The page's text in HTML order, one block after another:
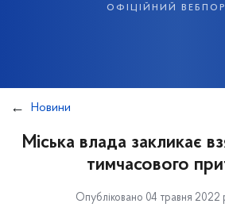
офіційний
Новини
Міська влада закликає
тимчасового
Опубліковано 04 травня 2022